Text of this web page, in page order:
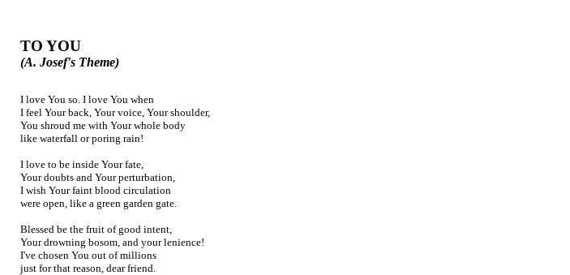
TO YOU
(A. Josef's Theme)
I love You so. I love You when
I feel Your back, Your voice, Your shoulder,
You shroud me with Your whole body
like waterfall or poring rain!
I love to be inside Your fate,
Your doubts and Your perturbation,
I wish Your faint blood circulation
were open, like a green garden gate.
Blessed be the fruit of good intent,
Your drowning bosom, and your lenience!
I've chosen You out of millions
just for that reason, dear friend.